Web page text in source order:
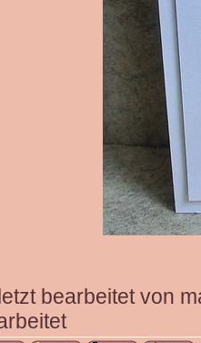
bearbeitet von